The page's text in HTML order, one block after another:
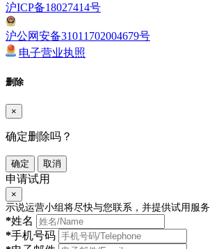
沪ICP备18027414号
沪公网安备31011702004679号
电子营业执照
删除
×
确定删除吗？
确定 取消
申请试用
×
示说运营小组将尽快与您联系，并提供试用服务
*姓名
*手机号码